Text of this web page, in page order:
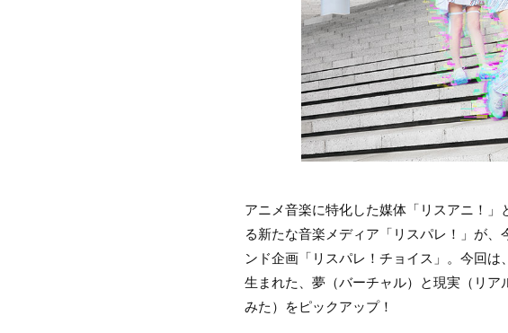
アニメ音楽に特化した媒体「リスアニ！
る新たな音楽メディア「リスパレ！」が
ンド企画「リスパレ！チョイス」。今回
生まれた、夢（バーチャル）と現実（リア
みた）をピックアップ！